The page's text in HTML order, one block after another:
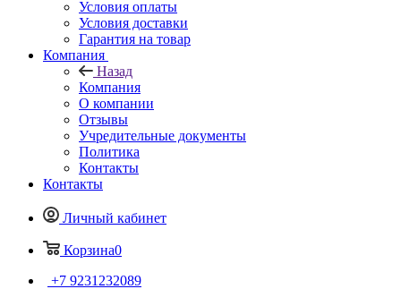
Условия оплаты
Условия доставки
Гарантия на товар
Компания
Назад
Компания
О компании
Отзывы
Учредительные документы
Политика
Контакты
Контакты
Личный кабинет
Корзина0
+7 9231232089